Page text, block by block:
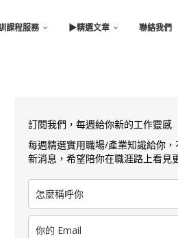
課程服務 ▶︎精選文章 聯絡我們
訂閱我們，每週給你新的工作靈感
每週精選實用職場/產業知識給你
新消息，希望陪你在職涯路上看見